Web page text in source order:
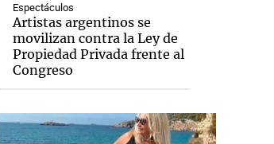
Espectáculos
Artistas argentinos se
movilizan contra la Ley de
Propiedad Privada frente al
Congreso